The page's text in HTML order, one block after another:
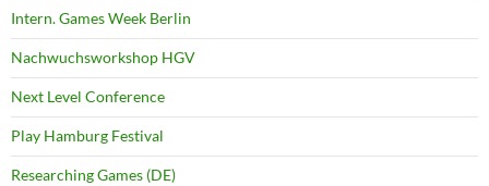
Intern. Games Week Berlin
Nachwuchsworkshop HGV
Next Level Conference
Play Hamburg Festival
Researching Games (DE)